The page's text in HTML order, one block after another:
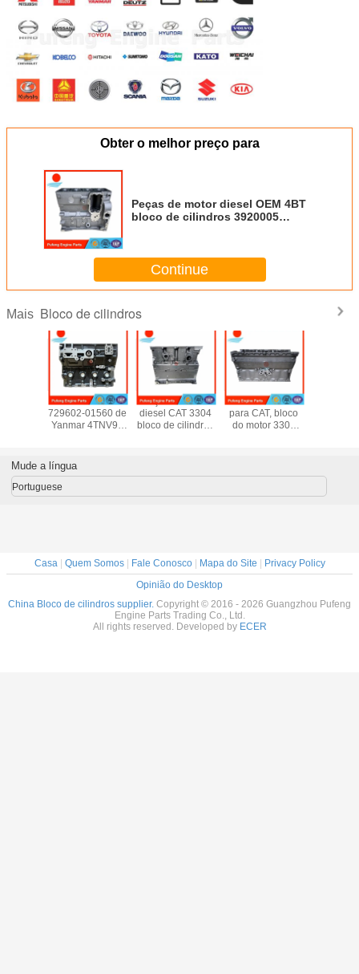
Obter o melhor preço para
Peças de motor diesel OEM 4BT
bloco de cilindros 3920005
Continue
Mais Bloco de cilindros
Bloco de cilindro
729602-01560 de
Yanmar 4TNV94
empilhadeira
R55-7 DH60-7
EC55BLC 55N-3
Peças do motor
diesel CAT 3304
bloco de cilindros
938F
Bloco do cilindro
para CAT, bloco
do motor 3306
E320 E330
Mude a língua
Portuguese
Casa| Quem Somos| Fale Conosco| Mapa do Site
Privacy Policy
Opinião do Desktop
China Bloco de cilindros supplier. Copyright © 2016 - 2026 Guangzhou Pufeng
Engine Parts Trading Co., Ltd.
All rights reserved. Developed by ECER